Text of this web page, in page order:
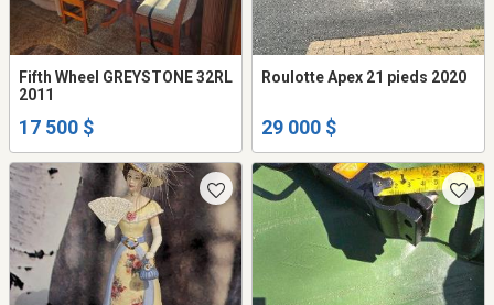
Fifth Wheel GREYSTONE 32RL
2011
17 500 $
Roulotte Apex 21 pieds 2020
29 000 $